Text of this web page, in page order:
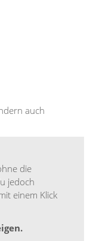
auch
die
jedoch
einem Klick